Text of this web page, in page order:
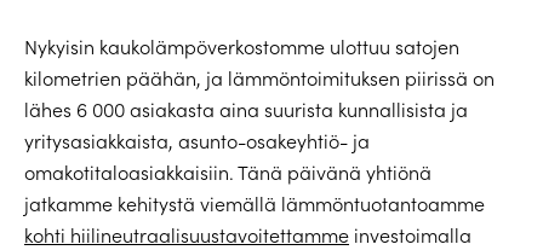
Nykyisin kaukolämpöverkostomme ulottuu satojen
kilometrien päähän, ja lämmöntoimituksen piirissä on
lähes 6 000 asiakasta aina suurista kunnallisista ja
yritysasiakkaista, asunto-osakeyhtiö- ja
omakotitaloasiakkaisiin. Tänä päivänä yhtiönä
jatkamme kehitystä viemällä lämmöntuotantoamme
kohti hiilineutraalisuustavoitettamme investoimalla